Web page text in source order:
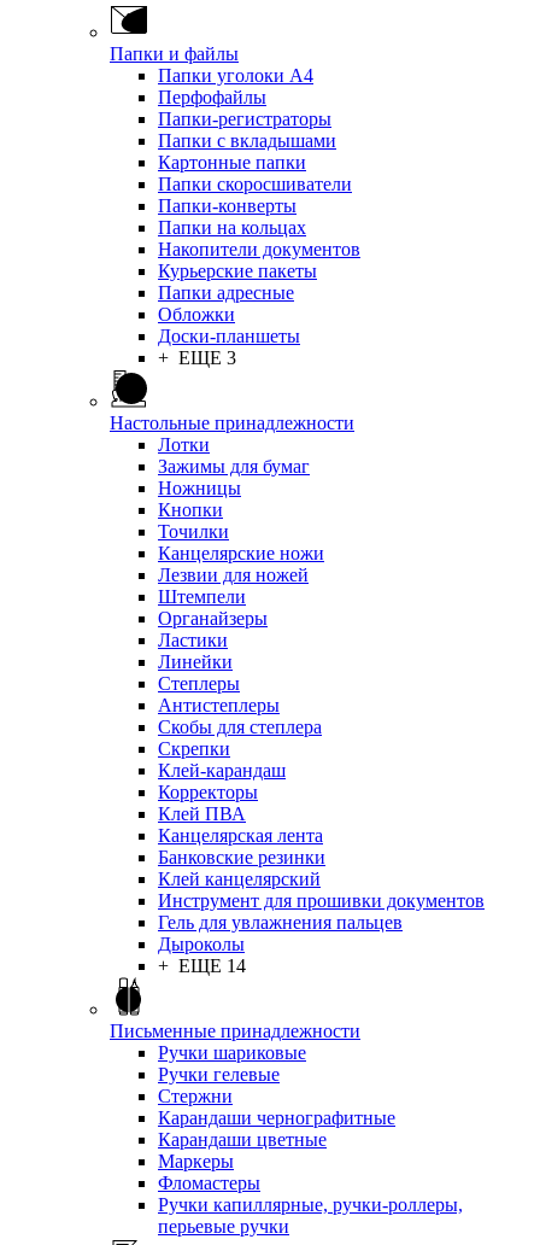
Папки и файлы
Папки уголоки А4
Перфофайлы
Папки-регистраторы
Папки с вкладышами
Картонные папки
Папки скоросшиватели
Папки-конверты
Папки на кольцах
Накопители документов
Курьерские пакеты
Папки адресные
Обложки
Доски-планшеты
+ ЕЩЕ 3
Настольные принадлежности
Лотки
Зажимы для бумаг
Ножницы
Кнопки
Точилки
Канцелярские ножи
Лезвии для ножей
Штемпели
Органайзеры
Ластики
Линейки
Степлеры
Антистеплеры
Скобы для степлера
Скрепки
Клей-карандаш
Корректоры
Клей ПВА
Канцелярская лента
Банковские резинки
Клей канцелярский
Инструмент для прошивки документов
Гель для увлажнения пальцев
Дыроколы
+ ЕЩЕ 14
Письменные принадлежности
Ручки шариковые
Ручки гелевые
Стержни
Карандаши чернографитные
Карандаши цветные
Маркеры
Фломастеры
Ручки капиллярные, ручки-роллеры,
перьевые ручки